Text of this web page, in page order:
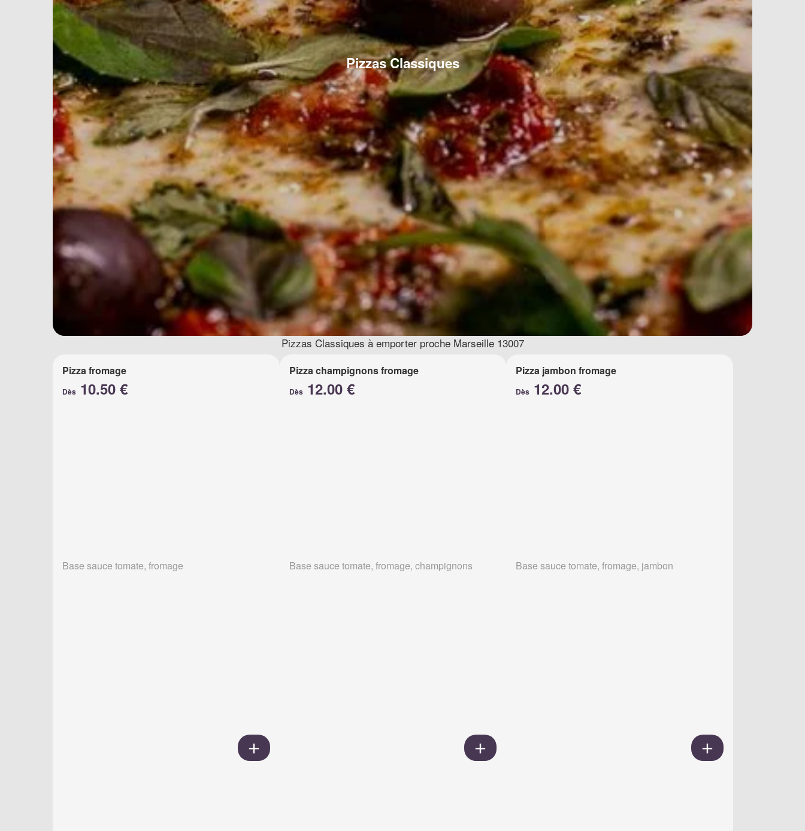
Pizzas Classiques
Pizzas Classiques à emporter proche Marseille 13007
Pizza fromage
Dès 10.50 €
Base sauce tomate, fromage
Pizza champignons fromage
Dès12.00 €
Base sauce tomate, fromage, champignons
Pizza jambon fromage
Dès 12.00 €
Base sauce tomate, fromage, jambon